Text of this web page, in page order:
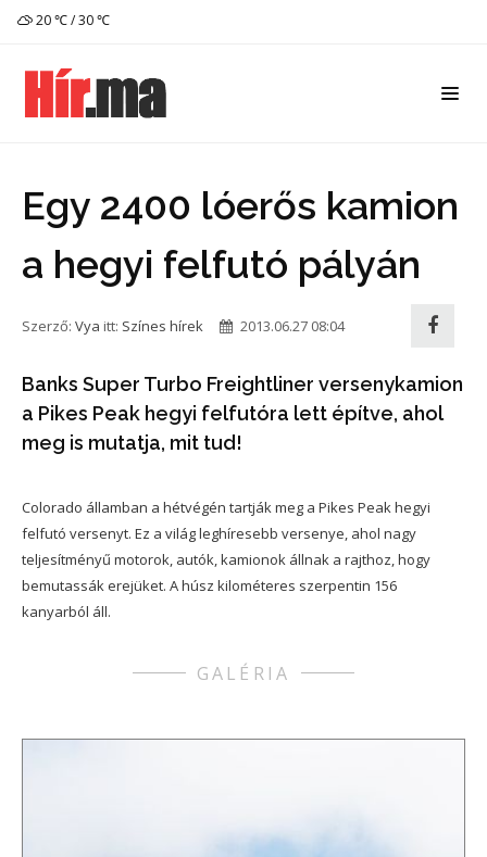
20 ℃ / 30 ℃
Egy 2400 lóerős kamion
a hegyi felfutó pályán
Szerző: Vya itt: Színes hírek 2013.06.27 08:04
Banks Super Turbo Freightliner versenykamion
a Pikes Peak hegyi felfutóra lett építve, ahol
meg is mutatja, mit tud!
Colorado államban a hétvégén tartják meg a Pikes Peak hegyi
felfutó versenyt. Ez a világ leghíresebb versenye, ahol nagy
teljesítményű motorok, autók, kamionok állnak a rajthoz, hogy
bemutassák erejüket. A húsz kilométeres szerpentin 156
kanyarból áll.
GALÉRIA